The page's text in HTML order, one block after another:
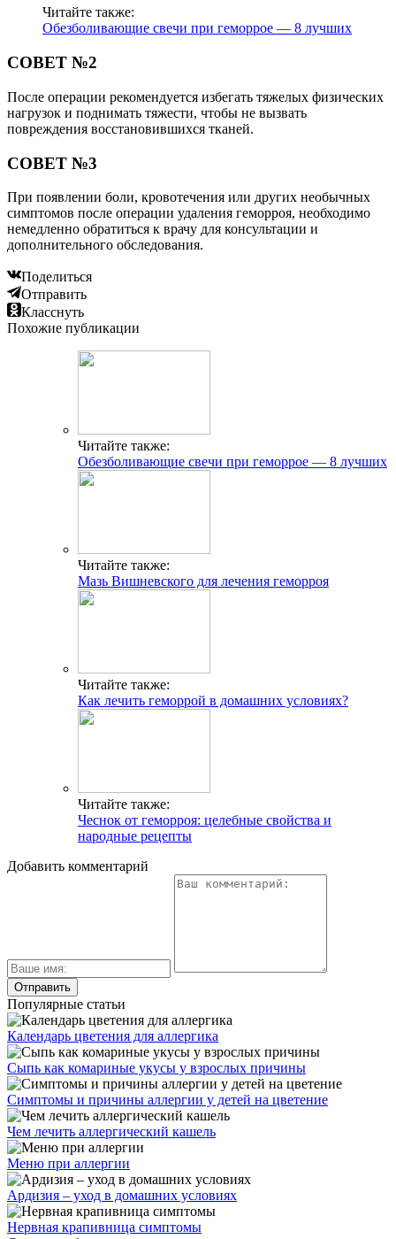
Читайте также:
Обезболивающие свечи при геморрое — 8 лучших
СОВЕТ №2
После операции рекомендуется избегать тяжелых физических
нагрузок и поднимать тяжести, чтобы не вызвать
повреждения восстановившихся тканей.
СОВЕТ №3
При появлении боли, кровотечения или других необычных
симптомов после операции удаления геморроя, необходимо
немедленно обратиться к врачу для консультации и
дополнительного обследования.
Поделиться
Отправить
Класснуть
Похожие публикации
Читайте также:
Обезболивающие свечи при геморрое — 8 лучших
Читайте также:
Мазь Вишневского для лечения геморроя
Читайте также:
Как лечить геморрой в домашних условиях?
Читайте также:
Чеснок от геморроя: целебные свойства и
народные рецепты
Добавить комментарий
Популярные статьи
Календарь цветения для аллергика
Сыпь как комариные укусы у взрослых причины
Симптомы и причины аллергии у детей на цветение
Чем лечить аллергический кашель
Меню при аллергии
Ардизия – уход в домашних условиях
Нервная крапивница симптомы